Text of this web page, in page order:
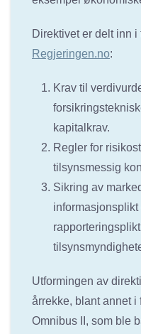
Direktivet er delt inn
Regjeringen.no:
Krav til
kapitalkrav.
Regler for
tilsynsmessig
Sikring av
Utformingen av
årrekke, blant annet i
Omnibus II, som ble